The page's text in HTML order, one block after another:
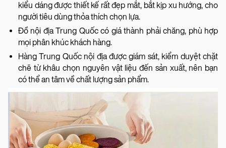
kiểu dáng được thiết kế rất đẹp mắt, bắt kịp xu hướng, cho
người tiêu dùng thỏa thích chọn lựa.
Đồ nội địa Trung Quốc có giá thành phải chăng, phù hợp
mọi phân khúc khách hàng.
Hàng Trung Quốc nội địa được giám sát, kiểm duyệt chặt
chẽ từ khâu chọn nguyên vật liệu đến sản xuất, nên bạn
có thể an tâm về chất lượng sản phẩm.